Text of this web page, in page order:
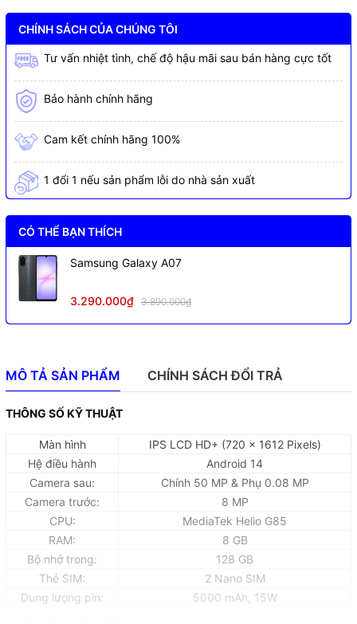
CHÍNH SÁCH CỦA CHÚNG TÔI
Tư vấn nhiệt tình, chế độ hậu mãi sau bán hàng cực tốt
Bảo hành chính hãng
Cam kết chính hãng 100%
1 đổi 1 nếu sản phẩm lỗi do nhà sản xuất
CÓ THỂ BẠN THÍCH
Samsung Galaxy A07
3.290.000₫ 3.890.000₫
MÔ TẢ SẢN PHẨM CHÍNH SÁCH ĐỔI TRẢ
THÔNG SỐ KỸ THUẬT
Màn hình
IPS LCD HD+ (720 x 1612 Pixels)
Hệ điều hành
Android 14
Camera sau:
Chính 50 MP & Phụ 0.08 MP
Camera trước:
8 MP
CPU:
MediaTek Helio G85
RAM:
8 GB
Bộ nhớ trong:
128 GB
Thẻ SIM:
2 Nano SIM
Dung lượng pin:
5000 mAh, 15W